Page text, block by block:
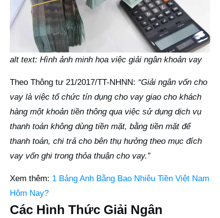
alt text: Hình ảnh minh họa việc giải ngân khoản vay
Theo Thông tư 21/2017/TT-NHNN: “Giải ngân vốn cho
vay là việc tổ chức tín dụng cho vay giao cho khách
hàng một khoản tiền thông qua việc sử dụng dịch vụ
thanh toán không dùng tiền mặt, bằng tiền mặt để
thanh toán, chi trả cho bên thụ hưởng theo mục đích
vay vốn ghi trong thỏa thuận cho vay.”
Xem thêm: 1 Bảng Anh Bằng Bao Nhiêu Tiền Việt Nam
Hôm Nay?
Các Hình Thức Giải Ngân